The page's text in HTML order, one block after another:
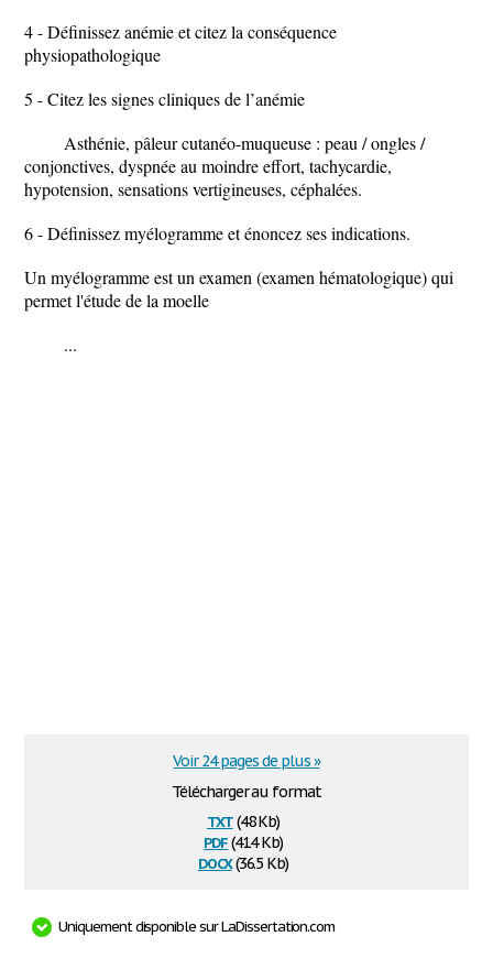
4 - Définissez anémie et citez la conséquence
physiopathologique
5 - Citez les signes cliniques de l’anémie
Asthénie, pâleur cutanéo-muqueuse : peau / ongles /
conjonctives, dyspnée au moindre effort, tachycardie,
hypotension, sensations vertigineuses, céphalées.
6 - Définissez myélogramme et énoncez ses indications.
Un myélogramme est un examen (examen hématologique) qui
permet l'étude de la moelle
...
Télécharger au format
txt(48 Kb)
pdf(414 Kb)
docx(36.5 Kb)
Voir 24 pages de plus »
Uniquement disponible sur LaDissertation.com